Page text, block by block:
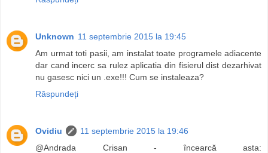
Unknown 11 septembrie 2015 la 19:45
Am urmat toti pasii, am instalat toate programele adiacente
dar cand incerc sa rulez aplicatia din fisierul dist dezarhivat
nu gasesc nici un .exe!!! Cum se instaleaza?
Răspundeți
Ovidiu
11 septembrie 2015 la 19:46
@Andrada Crisan - încearcă asta: